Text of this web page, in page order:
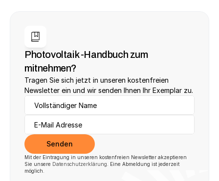
Photovoltaik -Handbuch zum
mitnehmen?
Tragen Sie sich jetzt in unseren kostenfreien
Newsletter ein und wir senden Ihnen Ihr Exemplar zu.
Senden
Mit der Eintragung in unseren kostenfreien Newsletter akzeptieren
Sie unsere Datenschutzerklärung . Eine Abmeldung ist jederzeit
möglich.